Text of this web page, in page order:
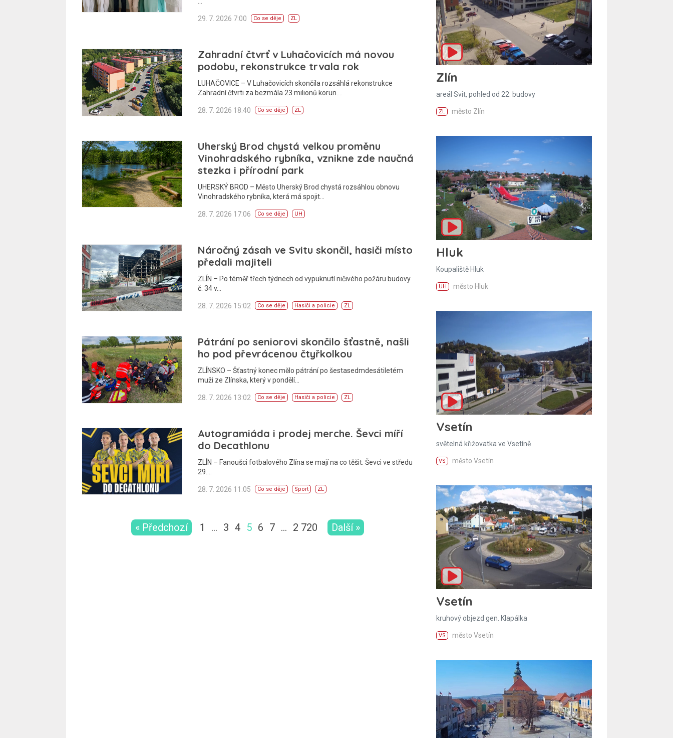
29. 7. 2026 7:00 Co se děje ZL
Zahradní čtvrť v Luhačovicích má novou
podobu, rekonstrukce trvala rok
LUHAČOVICE – V Luhačovicích skončila rozsáhlá rekonstrukce
Zahradní čtvrti za bezmála 23 milionů korun.…
28. 7. 2026 18:40 Co se děje ZL
Uherský Brod chystá velkou proměnu
Vinohradského rybníka, vznikne zde naučná
stezka i přírodní park
UHERSKÝ BROD – Město Uherský Brod chystá rozsáhlou obnovu
Vinohradského rybníka, která má spojit…
28. 7. 2026 17:06 Co se děje UH
Náročný zásah ve Svitu skončil, hasiči místo
předali majiteli
ZLÍN – Po téměř třech týdnech od vypuknutí ničivého požáru budovy
č. 34 v…
28. 7. 2026 15:02 Co se děje Hasiči a policie ZL
Pátrání po seniorovi skončilo šťastně, našli
ho pod převrácenou čtyřkolkou
ZLÍNSKO – Šťastný konec mělo pátrání po šestasedmdesátiletém
muži ze Zlínska, který v pondělí…
28. 7. 2026 13:02 Co se děje Hasiči a policie ZL
Autogramiáda i prodej merche. Ševci míří
do Decathlonu
ZLÍN – Fanoušci fotbalového Zlína se mají na co těšit. Ševci ve středu
29.…
28. 7. 2026 11:05 Co se děje Sport ZL
« Předchozí 1 … 3 4 5 6 7 … 2 720 Další »
Zlín
areál Svit, pohled od 22. budovy
ZL město Zlín
Hluk
Koupaliště Hluk
UH město Hluk
Vsetín
světelná křižovatka ve Vsetíně
VS město Vsetín
Vsetín
kruhový objezd gen. Klapálka
VS město Vsetín